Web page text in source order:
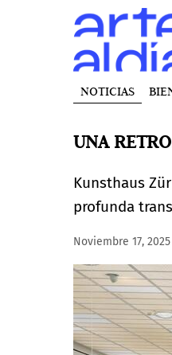
NOTICIAS
UNA
Kunsthaus
profunda
Noviembre 17, 2025